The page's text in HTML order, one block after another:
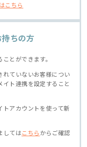
こちら
ちの方
とができます。
れていないお客様につい
ト連携を設定すること
アカウントを使って新
してはこちら からご確認